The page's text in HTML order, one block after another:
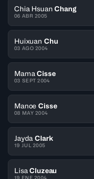
Chia Hsuan Chang
06 ABR 2005
Huixuan Chu
03 AGO 2004
Mama Cisse
03 SEPT 2004
Manoe Cisse
08 MAY 2004
Jayda Clark
19 JUL 2005
Lisa Cluzeau
19 ENE 2004